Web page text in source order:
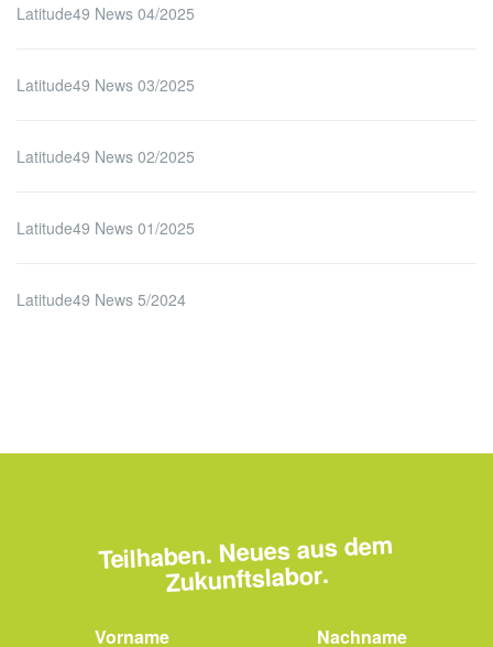
Latitude49 News 04/2025
Latitude49 News 03/2025
Latitude49 News 02/2025
Latitude49 News 01/2025
Latitude49 News 5/2024
Teilhaben. Neues aus dem
Zukunftslabor.
Vorname Nachname